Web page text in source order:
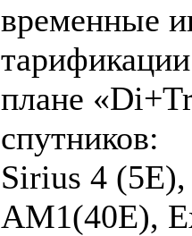
временные
плане
спутников:
Sirius 4 (5E),
AM1(40E),